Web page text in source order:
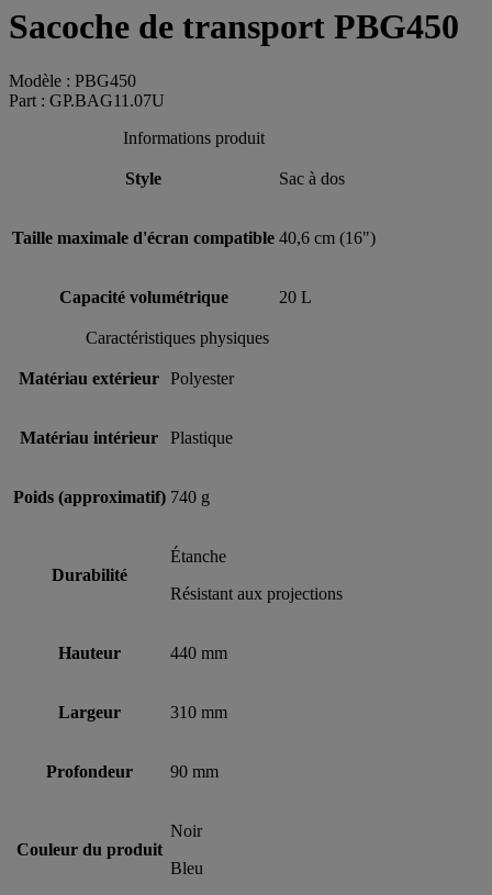
Sacoche de transport PBG450
Modèle : PBG450
Part : GP.BAG11.07U
Informations produit
Style Sac à dos
Taille maximale d'écran compatible 40,6 cm (16")
Capacité volumétrique 20 L
Caractéristiques physiques
Matériau extérieur Polyester
Matériau intérieur Plastique
Poids (approximatif) 740 g
Durabilité
Étanche
Résistant aux projections
Hauteur 440 mm
Largeur 310 mm
Profondeur 90 mm
Couleur du produit
Noir
Bleu